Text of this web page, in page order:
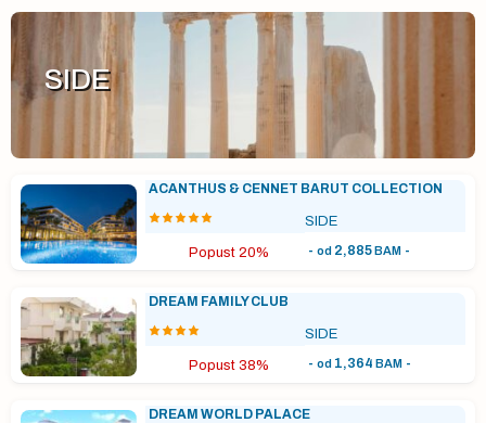
SIDE
ACANTHUS & CENNET BARUT COLLECTION
SIDE
Popust 20% - od 2,885BAM-
DREAM FAMILY CLUB
SIDE
Popust 38% - od 1,364 BAM-
DREAM WORLD PALACE